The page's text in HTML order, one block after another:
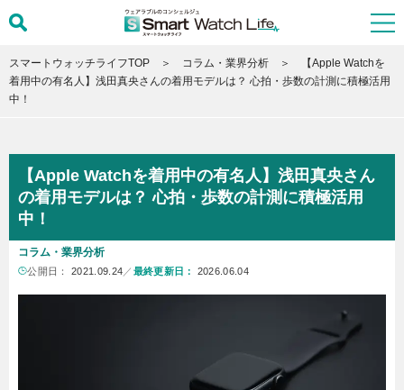
スマートウォッチライフTOP コラム・業界分析
【Apple Watchを
着用中の有名人】浅田真央さんの着用モデルは？ 心拍・歩数の計測に積極活用
中！
【Apple Watchを着用中の有名人】浅田真央さん
の着用モデルは？ 心拍・歩数の計測に積極活用
中！
コラム・業界分析
公開日： 2021.09.24 ／ 最終更新日： 2026.06.04